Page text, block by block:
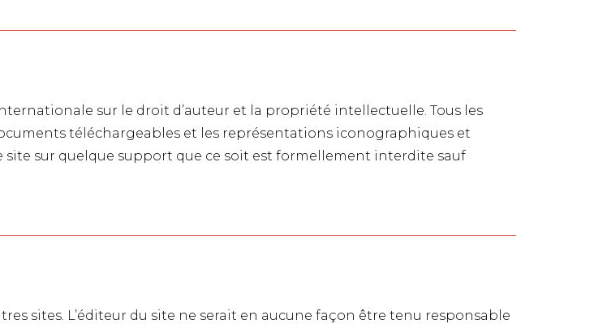
sur le droit d’auteur et la propriété intellectuelle. Tous les
téléchargeables et les représentations iconographiques et
sur quelque support que ce soit est formellement interdite sauf
sites. L’éditeur du site ne serait en aucune façon être tenu responsable